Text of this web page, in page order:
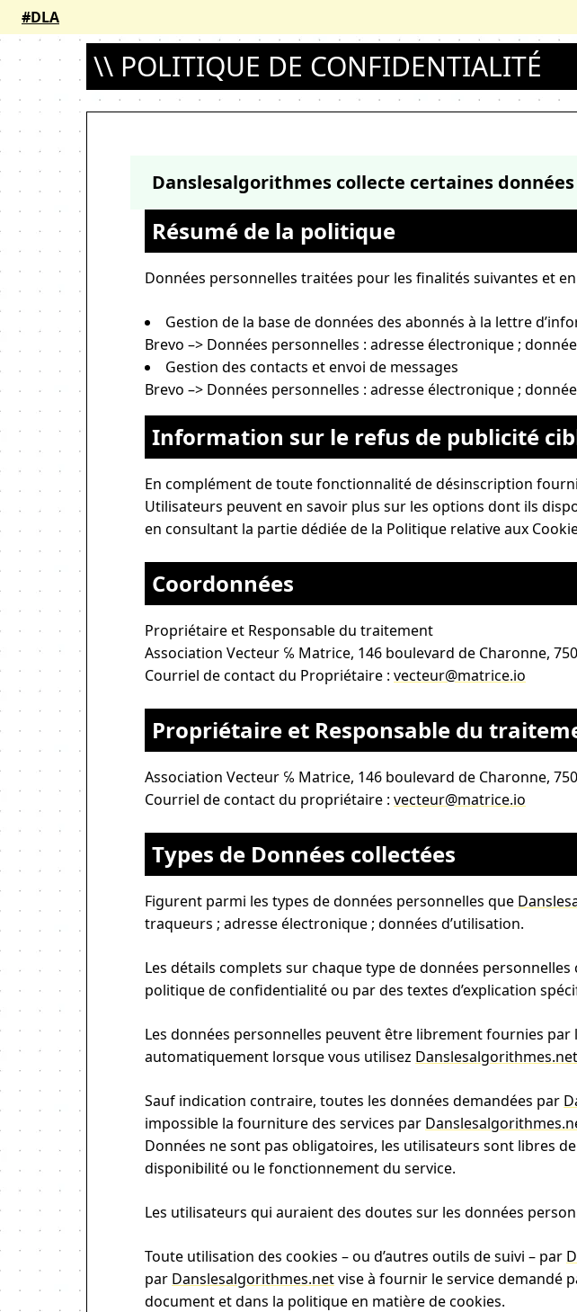
#DLA
\\ POLITIQUE DE CONFIDENTIALITÉ
Danslesalgorithmes collecte certaines
Résumé de la politique
Données personnelles traitées pour les finalités suivantes et
Gestion de la base de données des abonnés à la lettre
Brevo –> Données personnelles : adresse électronique ;
Gestion des contacts et envoi de messages
Brevo –> Données personnelles : adresse électronique ;
Information sur le refus de publicité
En complément de toute fonctionnalité de désinscription
Utilisateurs peuvent en savoir plus sur les options dont ils
en consultant la partie dédiée de la Politique relative aux
Coordonnées
Propriétaire et Responsable du traitement
Association Vecteur ℅ Matrice, 146 boulevard de Charonne,
Courriel de contact du Propriétaire : vecteur@matrice.io
Propriétaire et Responsable du
Association Vecteur ℅ Matrice, 146 boulevard de Charonne,
Courriel de contact du propriétaire : vecteur@matrice.io
Types de Données collectées
Figurent parmi les types de données personnelles que
traqueurs ; adresse électronique ; données d’utilisation.
Les détails complets sur chaque type de données
politique de confidentialité ou par des textes d’explication
Les données personnelles peuvent être librement fournies par
automatiquement lorsque vous utilisez Danslesalgorithmes.net
Sauf indication contraire, toutes les données demandées par
impossible la fourniture des services par
Données ne sont pas obligatoires, les utilisateurs sont libres
disponibilité ou le fonctionnement du service.
Les utilisateurs qui auraient des doutes sur les données
Toute utilisation des cookies – ou d’autres outils de suivi – par
par Danslesalgorithmes.netvise à fournir le service demandé
document et dans la politique en matière de cookies.